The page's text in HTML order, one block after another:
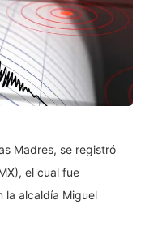
Madres, se registró
el cual fue
la alcaldía Miguel